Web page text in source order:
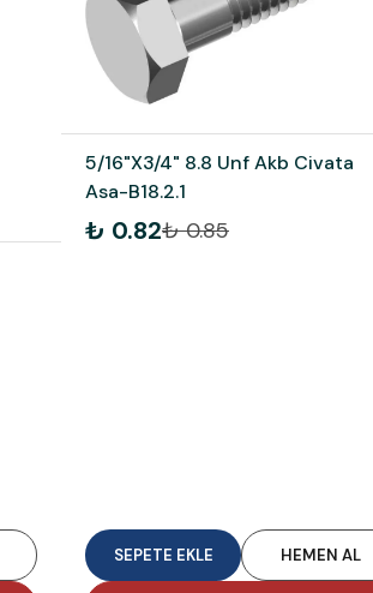
5/16"X3/4" 8.8 Unf Akb Civata
Asa-B18.2.1
₺ 0.82₺ 0.85
SEPETE EKLE HEMEN AL